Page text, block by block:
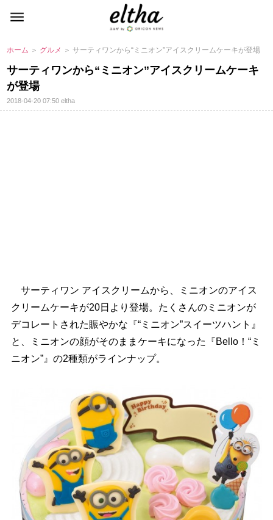
ホーム ＞ グルメ ＞ サーティワンから“ミニオン”アイスクリームケーキが登場
サーティワンから“ミニオン”アイスクリームケーキ
が登場
2018-04-20 07:50eltha
サーティワン アイスクリームから、ミニオンのアイス
クリームケーキが20日より登場。たくさんのミニオンが
デコレートされた賑やかな『“ミニオン”スイーツハント』
と、ミニオンの顔がそのままケーキになった『Bello！“ミ
ニオン”』の2種類がラインナップ。